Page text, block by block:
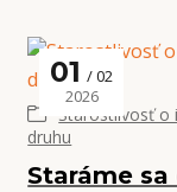
Staráme sa
01
02
2026
Starostlivosť o
druhu